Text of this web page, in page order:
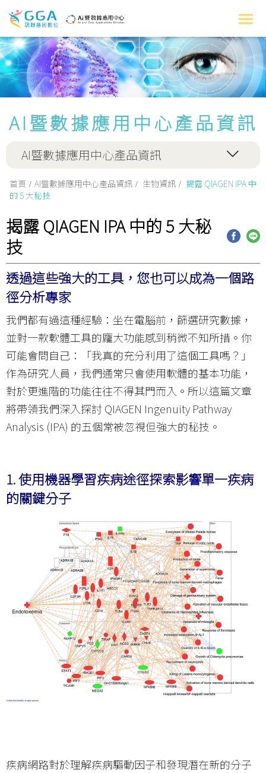
AI暨數據應用中心產品資訊
AI暨數據應用中心產品資訊
首頁 AI暨數據應用中心產品資訊 生物資訊
揭露 QIAGEN IPA 中
的 5 大秘技
揭露 QIAGEN IPA 中的 5 大秘
技
透過這些強大的工具，您也可以成為一個路
徑分析專家
我們都有過這種經驗：坐在電腦前，篩選研究數據，
並對一款軟體工具的龐大功能感到稍微不知所措。你
可能會問自己：「我真的充分利用了這個工具嗎？」
作為研究人員，我們通常只會使用軟體的基本功能，
對於更進階的功能往往不得其門而入。所以這篇文章
將帶領我們深入探討 QIAGEN Ingenuity Pathway
Analysis (IPA) 的五個常被忽視但強大的秘技。
1.使用機器學習疾病途徑探索影響單一疾病
的關鍵分子
疾病網路對於理解疾病驅動因子和發現潛在新的分子